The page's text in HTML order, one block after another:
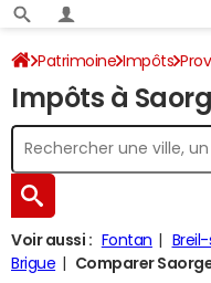
Patrimoine Impôts
Alpes-Maritimes Saorge
Impôts à
Voir aussi : Fontan
Brigue
Comparer